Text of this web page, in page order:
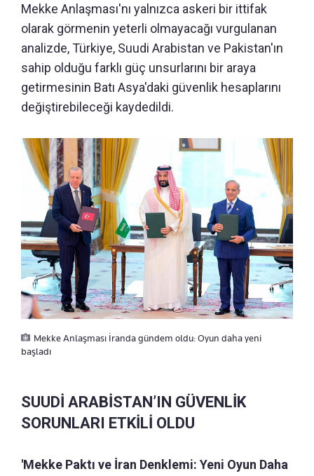
Mekke Anlaşması'nı yalnızca askeri bir ittifak
olarak görmenin yeterli olmayacağı vurgulanan
analizde, Türkiye, Suudi Arabistan ve Pakistan'ın
sahip olduğu farklı güç unsurlarını bir araya
getirmesinin Batı Asya'daki güvenlik hesaplarını
değiştirebileceği kaydedildi.
Mekke Anlaşması İranda gündem oldu: Oyun daha yeni
başladı
SUUDİ ARABİSTAN’IN GÜVENLİK
SORUNLARI ETKİLİ OLDU
'Mekke Paktı ve İran Denklemi: Yeni Oyun Daha